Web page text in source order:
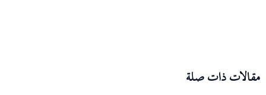
مقالات ذات صلة